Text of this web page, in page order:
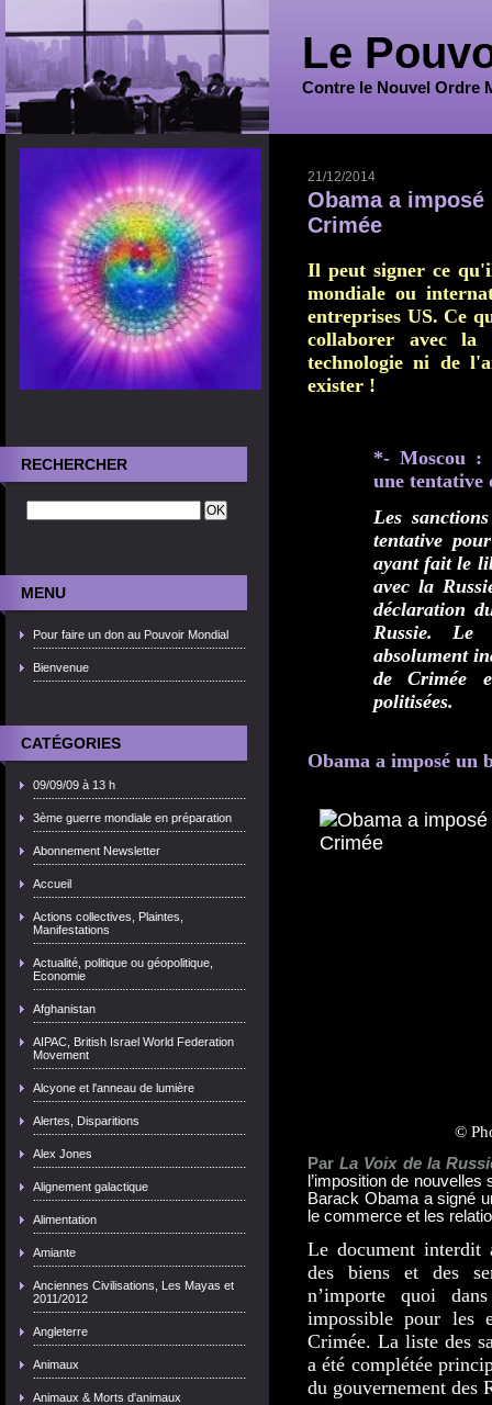
Le
Contre le Nouvel Ordre
RECHERCHER
MENU
Pour faire un don au Pouvoir Mondial
Bienvenue
CATÉGORIES
09/09/09 à 13 h
3ème guerre mondiale en préparation
Abonnement Newsletter
Accueil
Actions collectives, Plaintes,
Manifestations
Actualité, politique ou géopolitique,
Economie
Afghanistan
AIPAC, British Israel World Federation
Movement
Alcyone et l'anneau de lumière
Alertes, Disparitions
Alex Jones
Alignement galactique
Alimentation
Amiante
Anciennes Civilisations, Les Mayas et
2011/2012
Angleterre
Animaux
Animaux & Morts d'animaux
21/12/2014
Obama a
Crimée
Il peut signer ce
mondiale ou
entreprises US. Ce
collaborer avec
technologie ni de
exister !
*- Moscou :
une tentative
Les
tentative
ayant fait le
avec la
déclaration
Russie. Le
absolument
de Crimée
politisées.
Obama a imposé un
©
ParLa Voix de la
l’imposition de
Barack Obama a signé
le commerce et les
Le document interdit
des biens et des
n’importe quoi
impossible pour les
Crimée. La liste des
a été complétée
du gouvernement des